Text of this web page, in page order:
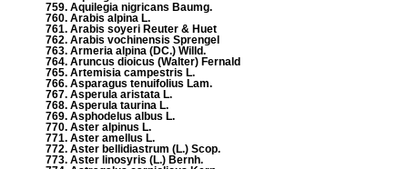
759. Aquilegia nigricans Baumg.
760. Arabis alpina L.
761. Arabis soyeri Reuter & Huet
762. Arabis vochinensis Sprengel
763. Armeria alpina (DC.) Willd.
764. Aruncus dioicus (Walter) Fernald
765. Artemisia campestris L.
766. Asparagus tenuifolius Lam.
767. Asperula aristata L.
768. Asperula taurina L.
769. Asphodelus albus L.
770. Aster alpinus L.
771. Aster amellus L.
772. Aster bellidiastrum (L.) Scop.
773. Aster linosyris (L.) Bernh.